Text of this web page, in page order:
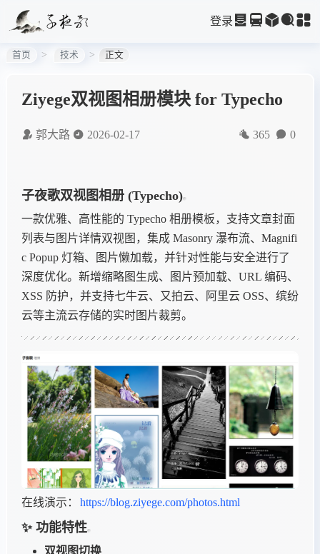
登录
首页 技术 正文
Ziyege双视图相册模块 for Typecho
郭大路 2026-02-17 365 0
子夜歌双视图相册 (Typecho)
一款优雅、高性能的 Typecho 相册模板，支持文章封面
列表与图片详情双视图，集成 Masonry 瀑布流、Magnifi
c Popup 灯箱、图片懒加载，并针对性能与安全进行了
深度优化。新增缩略图生成、图片预加载、URL 编码、
XSS 防护，并支持七牛云、又拍云、阿里云 OSS、缤纷
云等主流云存储的实时图片裁剪。
在线演示： https://blog.ziyege.com/photos.html
✨ 功能特性
双视图切换